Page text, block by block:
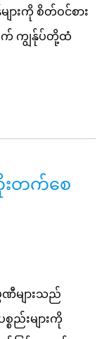
းကို စိတ်ဝင်စား
က် ကျွန်ုပ်တို့ထံ
တက်စေ
ဏီများသည်
ည်းများကို